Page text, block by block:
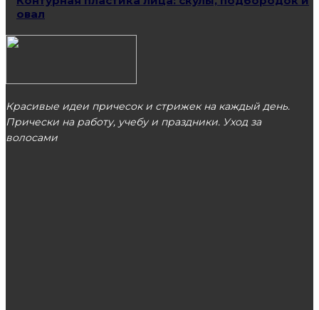
овал
Красивые идеи причесок и стрижек на каждый день.
Прически на работу, учебу и праздники. Уход за
волосами